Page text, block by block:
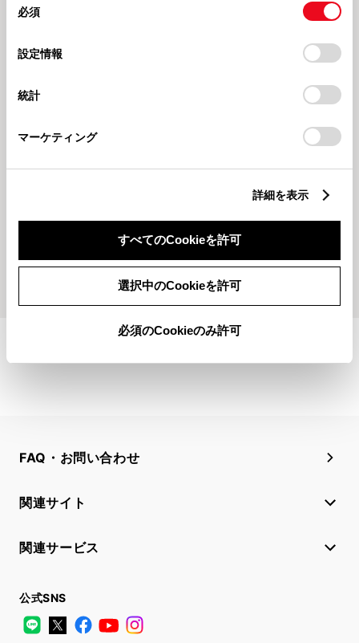
デバイスにすべてのCookie(クッキー)が保存されることに同
意したことになります。Cookie(クッキー)のオプトアウト、
設定の変更、同意を撤回したりするにあたっては、当社の
「Cookie（クッキー）情報の取り扱いについて
」をご覧くだ
必須
設定情報
統計
マーケティング
詳細を表示
すべてのCookieを許可
選択中のCookieを許可
必須のCookieのみ許可
🔥！！決算フェア！！🔥
🎍本年もよろしくお願いいたしま
もっとみる
FAQ・お問い合わせ
関連サイト
関連サービス
公式SNS
LINE
X FacebookYouTube